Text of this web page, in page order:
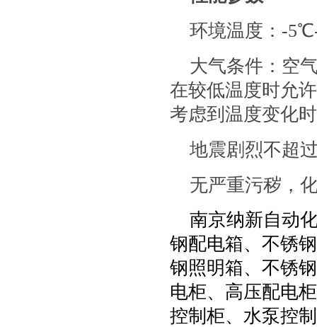
环境温度：-
大气条件：空
在较低温度时允
考虑到温度变化
地震剧烈不超
无严重污秽，
南京纳新自动
钢配电箱、不锈
钢照明箱、不锈
电柜、高压配电
控制柜、水泵控